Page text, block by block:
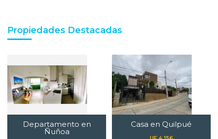
Propiedades Destacadas
Departamento en
Ñuñoa
Casa en Quilpué